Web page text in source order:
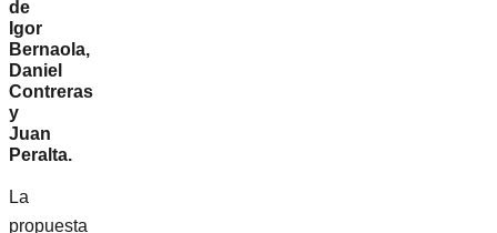
de
Igor
Bernaola,
Daniel
Contreras
y
Juan
Peralta.
La
propuesta